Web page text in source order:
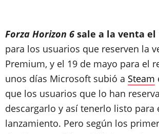
Forza Horizon 6 sale a la venta el
para los usuarios que reserven la
Premium, y el 19 de mayo para el
unos días Microsoft subió a Steam
que los usuarios que lo han
descargarlo y así tenerlo listo para
lanzamiento. Pero según los